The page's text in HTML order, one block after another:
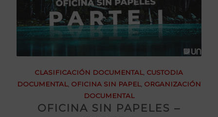
CLASIFICACIÓN DOCUMENTAL, CUSTODIA
DOCUMENTAL, OFICINA SIN PAPEL, ORGANIZACIÓN
DOCUMENTAL
OFICINA SIN PAPELES –